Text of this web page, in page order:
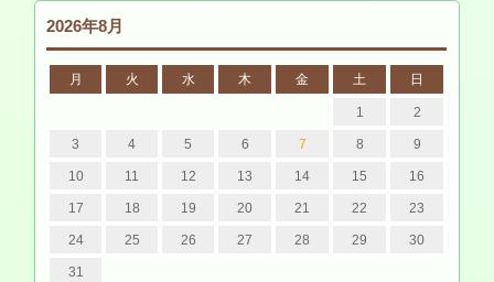
2026年8月
月 火 水 木 金 土 日
1 2
3 4 5 6 7 8 9
10 11 12 13 14 15 16
17 18 19 20 21 22 23
24 25 26 27 28 29 30
31